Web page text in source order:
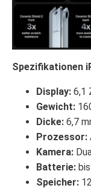
Spezifikationen
Display: 6,1
Gewicht:
Dicke: 6,7
Prozessor:
Kamera:
Batterie:
Speicher: